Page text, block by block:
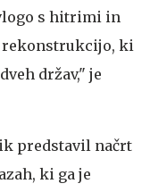
s hitrimi in
ki
držav," je
predstavil načrt
ki ga je